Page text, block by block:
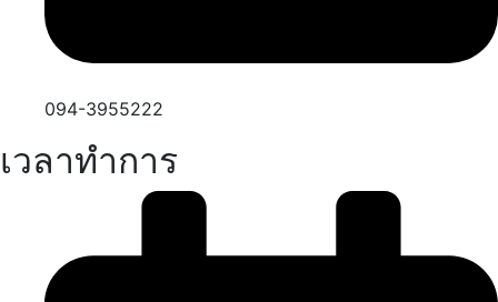
094-3955222
เวลาทำการ